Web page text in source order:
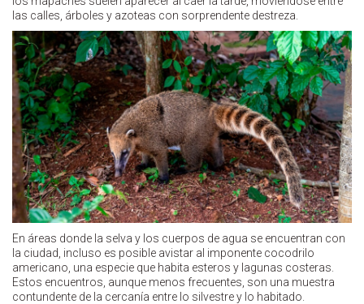
las calles, árboles y azoteas con sorprendente destreza.
En áreas donde la selva y los cuerpos de agua se encuentran con
la ciudad, incluso es posible avistar al imponente cocodrilo
americano, una especie que habita esteros y lagunas costeras.
Estos encuentros, aunque menos frecuentes, son una muestra
contundente de la cercanía entre lo silvestre y lo habitado.